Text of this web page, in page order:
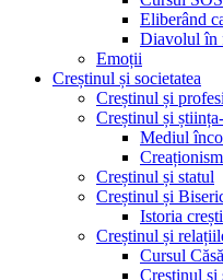
Eliberând
Diavolul în
Emoții
Creștinul și societatea
Creștinul și
Creștinul și
Mediul
Creștinul și statul
Creștinul și
Istoria
Creștinul și
Cursul
Creștinul și